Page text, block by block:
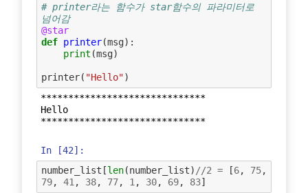
# printer라는 함수가 star함수의 파라미터로
넘어감
@star
def printer(msg):
print (msg)
printer( "Hello")
******************************
Hello
******************************
In [42]:
number_list [len(number_list)//2 = [6, 75,
79, 41, 38, 77, 1, 30, 69, 83]